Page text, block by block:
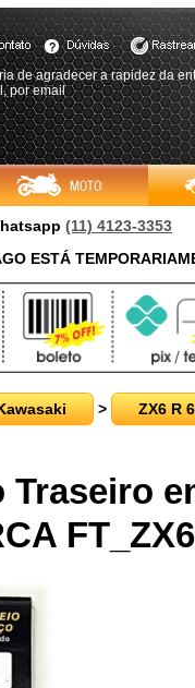
de agradecer a rapidez da
por email
(11) 4123-3353
ESTÁ
> ZX6 R